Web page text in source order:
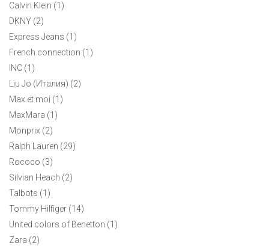
Женский джемпер Tommy Hilfiger S-M(44), M
6900 ₽
Тонкий джемпер с мишкой от Tommy Hilfiger. Маркировка М на
р. 44 или 44-46. Натуральный состав.
Calvin Klein (1)
DKNY (2)
Express Jeans (1)
French connection (1)
INC (1)
Liu Jo (Италия) (2)
Max et moi (1)
MaxMara (1)
Monprix (2)
Ralph Lauren (29)
Rococo (3)
Silvian Heach (2)
Talbots (1)
Tommy Hilfiger (14)
United colors of Benetton (1)
Zara (2)